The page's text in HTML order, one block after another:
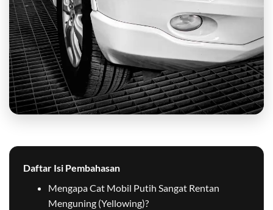
Daftar Isi Pembahasan
Mengapa Cat Mobil Putih Sangat Rentan
Menguning (Yellowing)?